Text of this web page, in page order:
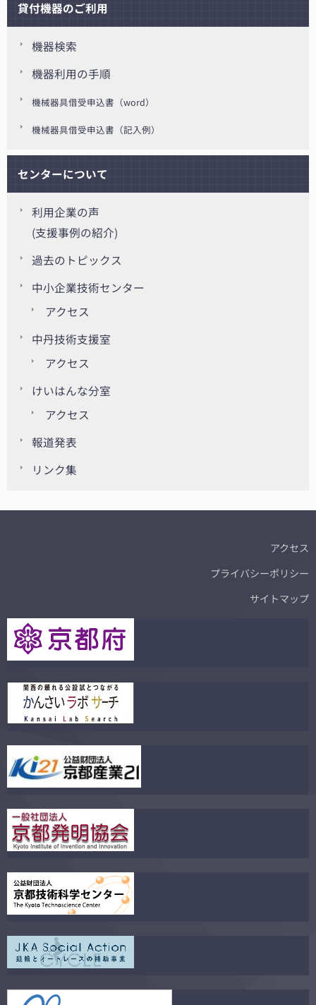
貸付機器のご利用
機器検索
機器利用の手順
機械器具借受申込書（word）
機械器具借受申込書（記入例）
センターについて
利用企業の声
(支援事例の紹介)
過去のトピックス
中小企業技術センター
アクセス
中丹技術支援室
アクセス
けいはんな分室
アクセス
報道発表
リンク集
アクセス
プライバシーポリシー
サイトマップ